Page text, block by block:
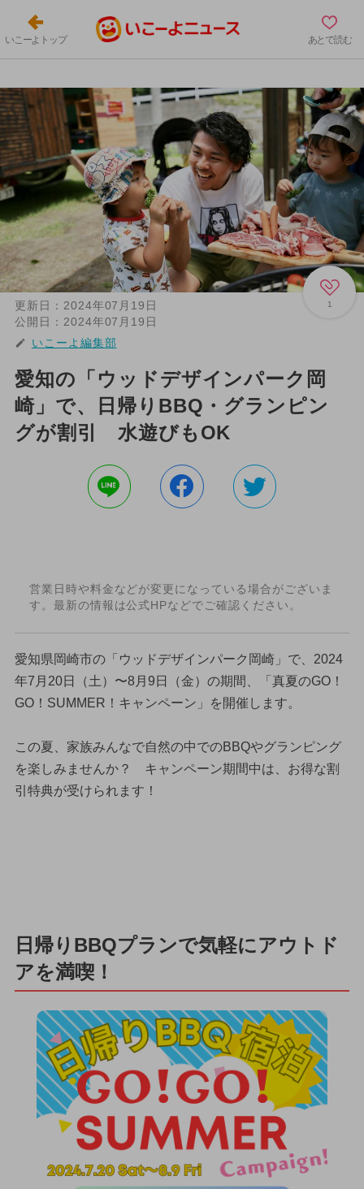
いこーよトップ あとで読む
1
更新日： 2024年07月19日
公開日： 2024年07月19日
いこーよ編集部
愛知の「ウッドデザインパーク岡
崎」で、日帰りBBQ・グランピン
グが割引 水遊びもOK
営業日時や料金などが変更になっている場合がございま
す。最新の情報は公式HPなどでご確認ください。
愛知県岡崎市の「ウッドデザインパーク岡崎」で、2024
年7月20日（土）〜8月9日（金）の期間、「真夏のGO！
GO！SUMMER！キャンペーン」を開催します。
この夏、家族みんなで自然の中でのBBQやグランピング
を楽しみませんか？ キャンペーン期間中は、お得な割
引特典が受けられます！
日帰りBBQプランで気軽にアウトド
アを満喫！